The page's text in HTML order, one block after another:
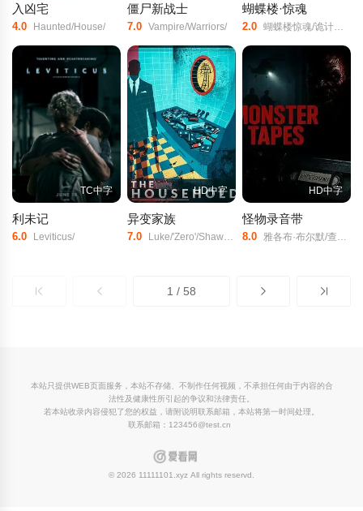
入凶宅
4.0 Haunted/House/
僵尸新战士
7.0 Vampire/Warriors/
蝴蝶楼·惊魂
2.0 蝴蝶楼惊魂/诡计惊魂/The/Caged/Butterfly/
TC中字
利未记
6.0 Leviticus/
HD中字
异变家族
7.0 Luke/'Zero'/Shaw/Arna/Reed/Dylan/Guest/
HD中字
怪物录音带
8.0 雅各布·布尔默/查理·伯茨/凯尔·克拉里/
1 / 58
本站只提供WEB页面服务，本站不存储、不制作任何视频，不承担任何由于内容的合
法性及健康性所引起的争议和法律责任。
若本站收录内容侵犯了您的权益，请附说明联系邮箱，本站将第一时间处理。
联系邮箱：123456@test.cn
© 2026 11111101.xyz All rights reservd.